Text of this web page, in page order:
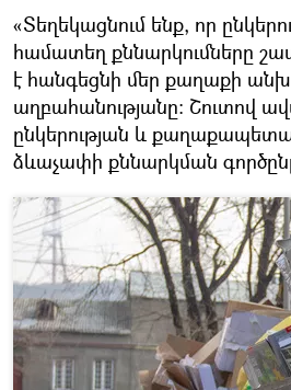
«Տեղեկացնում ենք, որ
համատեղ քննարկումները
է հանգեցնի մեր քաղաքի
աղբահանությանը։ Շուտով
ընկերության և
ձևաչափի քննարկման